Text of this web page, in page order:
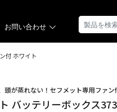
お問い合わせ
付 ホワイト
頭が蒸れない！セフメット専用ファ
バッテリーボックス